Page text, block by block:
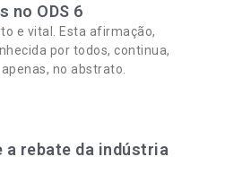
no ODS 6
e vital. Esta afirmação,
por todos, continua,
no abstrato.
a rebate da indústria